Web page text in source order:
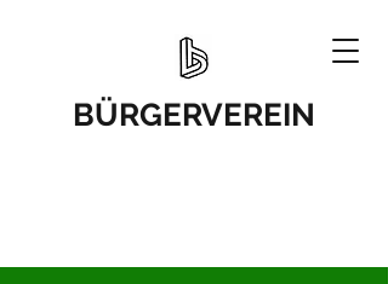
BÜRGERVEREIN